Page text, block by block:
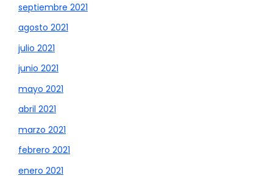
septiembre 2021
agosto 2021
julio 2021
junio 2021
mayo 2021
abril 2021
marzo 2021
febrero 2021
enero 2021